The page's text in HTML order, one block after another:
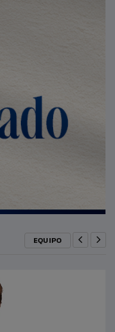
EQUIPO